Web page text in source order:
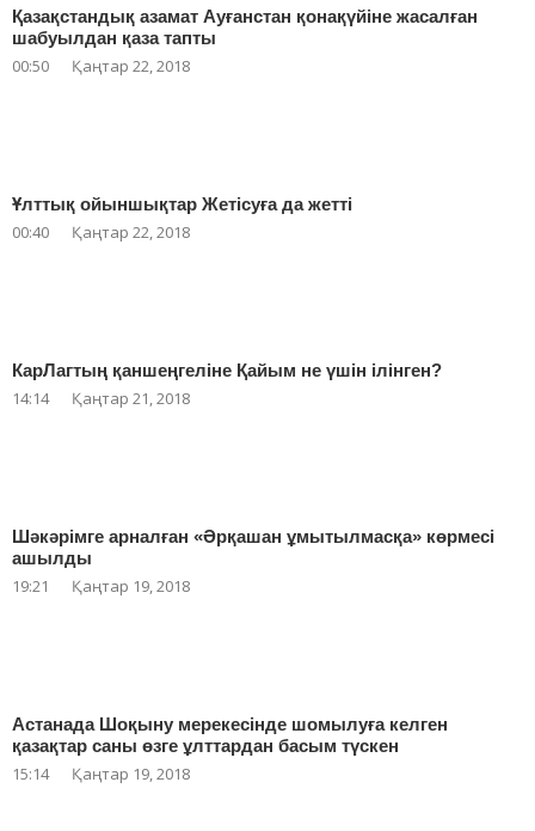
Қазақстандық азамат Ауғанстан қонақүйіне жасалған
шабуылдан қаза тапты
00:50 Қаңтар 22, 2018
Ұлттық ойыншықтар Жетісуға да жетті
00:40 Қаңтар 22, 2018
КарЛагтың қаншеңгеліне Қайым не үшін ілінген?
14:14 Қаңтар 21, 2018
Шәкәрімге арналған «Әрқашан ұмытылмасқа» көрмесі
ашылды
19:21 Қаңтар 19, 2018
Астанада Шоқыну мерекесінде шомылуға келген
қазақтар саны өзге ұлттардан басым түскен
15:14 Қаңтар 19, 2018